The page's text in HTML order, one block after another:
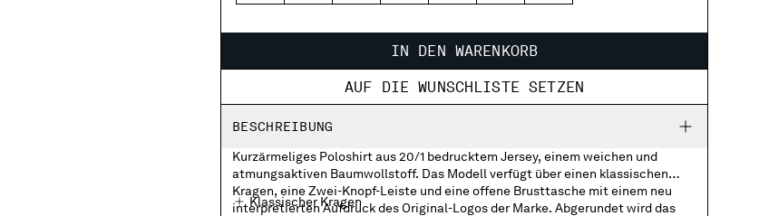
IN DEN WARENKORB
AUF DIE WUNSCHLISTE SETZEN
BESCHREIBUNG
Kurzärmeliges Poloshirt aus 20/1 bedrucktem Jersey, einem weichen und
atmungsaktiven Baumwollstoff. Das Modell verfügt über einen klassischen
Kragen, eine Zwei-Knopf-Leiste und eine offene Brusttasche mit einem neu
interpretierten Aufdruck des Original-Logos der Marke. Abgerundet wird das
Klassischer Kragen